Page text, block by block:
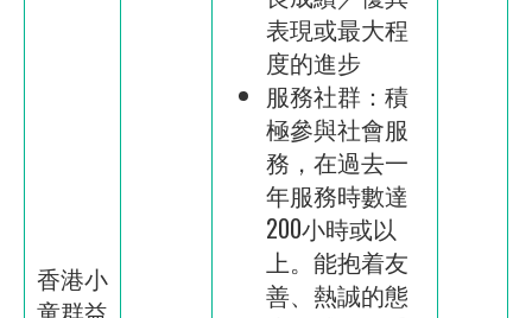
香港小
童群益
表現或最大程
度的進步
服務社群：積
極參與社會服
務，在過去一
年服務時數達
200小時或以
上。能抱着友
善、熱誠的態